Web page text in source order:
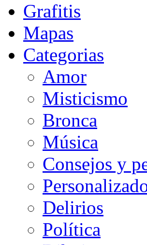
Grafitis
Mapas
Categorias
Amor
Misticismo
Bronca
Música
Consejos y
Delirios
Política